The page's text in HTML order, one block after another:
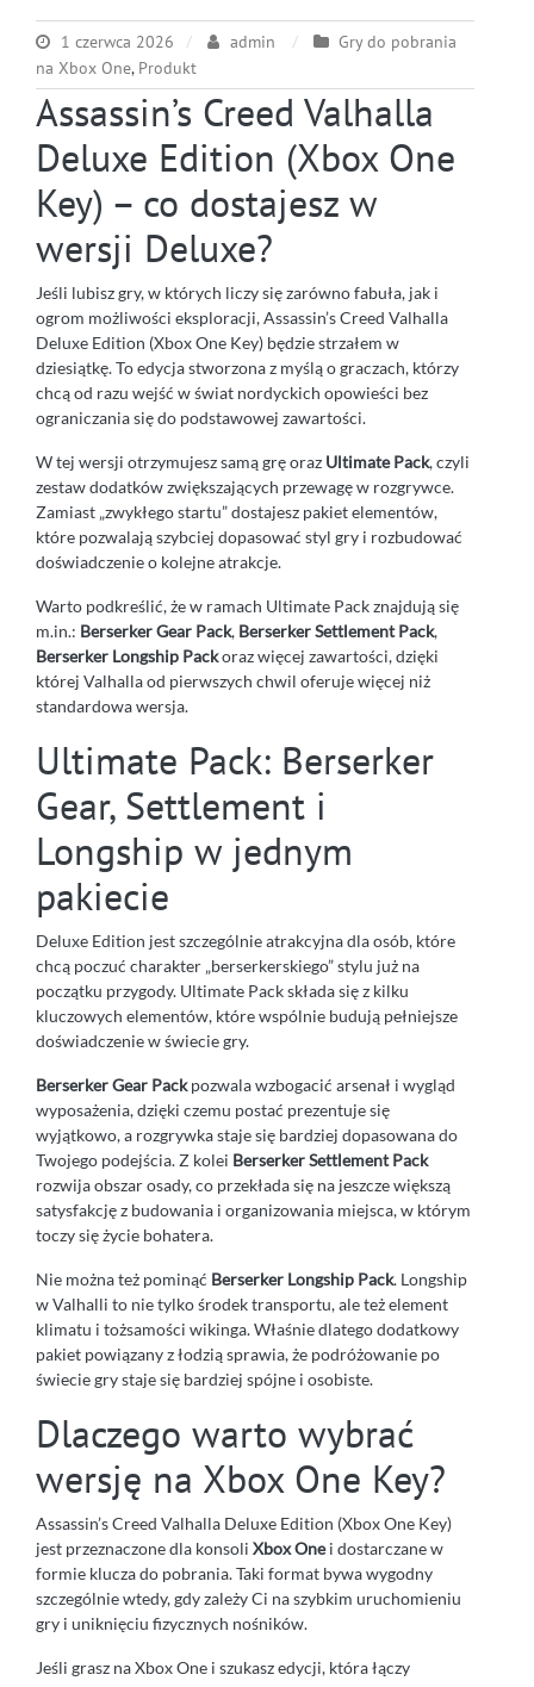
1 czerwca 2026 admin
Gry do pobrania
na Xbox One, Produkt
Assassin’s Creed Valhalla
Deluxe Edition (Xbox One
Key) – co dostajesz w
wersji Deluxe?
Jeśli lubisz gry, w których liczy się zarówno fabuła, jak i
ogrom możliwości eksploracji, Assassin’s Creed Valhalla
Deluxe Edition (Xbox One Key) będzie strzałem w
dziesiątkę. To edycja stworzona z myślą o graczach, którzy
chcą od razu wejść w świat nordyckich opowieści bez
ograniczania się do podstawowej zawartości.
W tej wersji otrzymujesz samą grę oraz Ultimate Pack, czyli
zestaw dodatków zwiększających przewagę w rozgrywce.
Zamiast „zwykłego startu” dostajesz pakiet elementów,
które pozwalają szybciej dopasować styl gry i rozbudować
doświadczenie o kolejne atrakcje.
Warto podkreślić, że w ramach Ultimate Pack znajdują się
m.in.: Berserker Gear Pack, Berserker Settlement Pack,
Berserker Longship Packoraz więcej zawartości, dzięki
której Valhalla od pierwszych chwil oferuje więcej niż
standardowa wersja.
Ultimate Pack: Berserker
Gear, Settlement i
Longship w jednym
pakiecie
Deluxe Edition jest szczególnie atrakcyjna dla osób, które
chcą poczuć charakter „berserkerskiego” stylu już na
początku przygody. Ultimate Pack składa się z kilku
kluczowych elementów, które wspólnie budują pełniejsze
doświadczenie w świecie gry.
Berserker Gear Packpozwala wzbogacić arsenał i wygląd
wyposażenia, dzięki czemu postać prezentuje się
wyjątkowo, a rozgrywka staje się bardziej dopasowana do
Twojego podejścia. Z kolei Berserker Settlement Pack
rozwija obszar osady, co przekłada się na jeszcze większą
satysfakcję z budowania i organizowania miejsca, w którym
toczy się życie bohatera.
Nie można też pominąć Berserker Longship Pack. Longship
w Valhalli to nie tylko środek transportu, ale też element
klimatu i tożsamości wikinga. Właśnie dlatego dodatkowy
pakiet powiązany z łodzią sprawia, że podróżowanie po
świecie gry staje się bardziej spójne i osobiste.
Dlaczego warto wybrać
wersję na Xbox One Key?
Assassin’s Creed Valhalla Deluxe Edition (Xbox One Key)
jest przeznaczone dla konsoli Xbox Onei dostarczane w
formie klucza do pobrania. Taki format bywa wygodny
szczególnie wtedy, gdy zależy Ci na szybkim uruchomieniu
gry i uniknięciu fizycznych nośników.
Jeśli grasz na Xbox One i szukasz edycji, która łączy